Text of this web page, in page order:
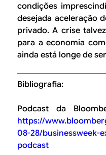
condições
desejada aceleração
privado. A crise
para a economia
ainda está longe de
Bibliografia:
Podcast da
https://
08-28/businessweek-
podcast